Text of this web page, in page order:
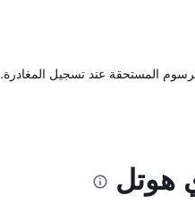
المستحقة عند تسجيل المغادرة.
هوتل